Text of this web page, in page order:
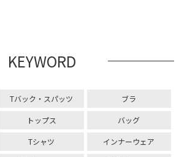
KEYWORD
Tバック・スパッツ ブラ
トップス バッグ
Tシャツ インナーウェア